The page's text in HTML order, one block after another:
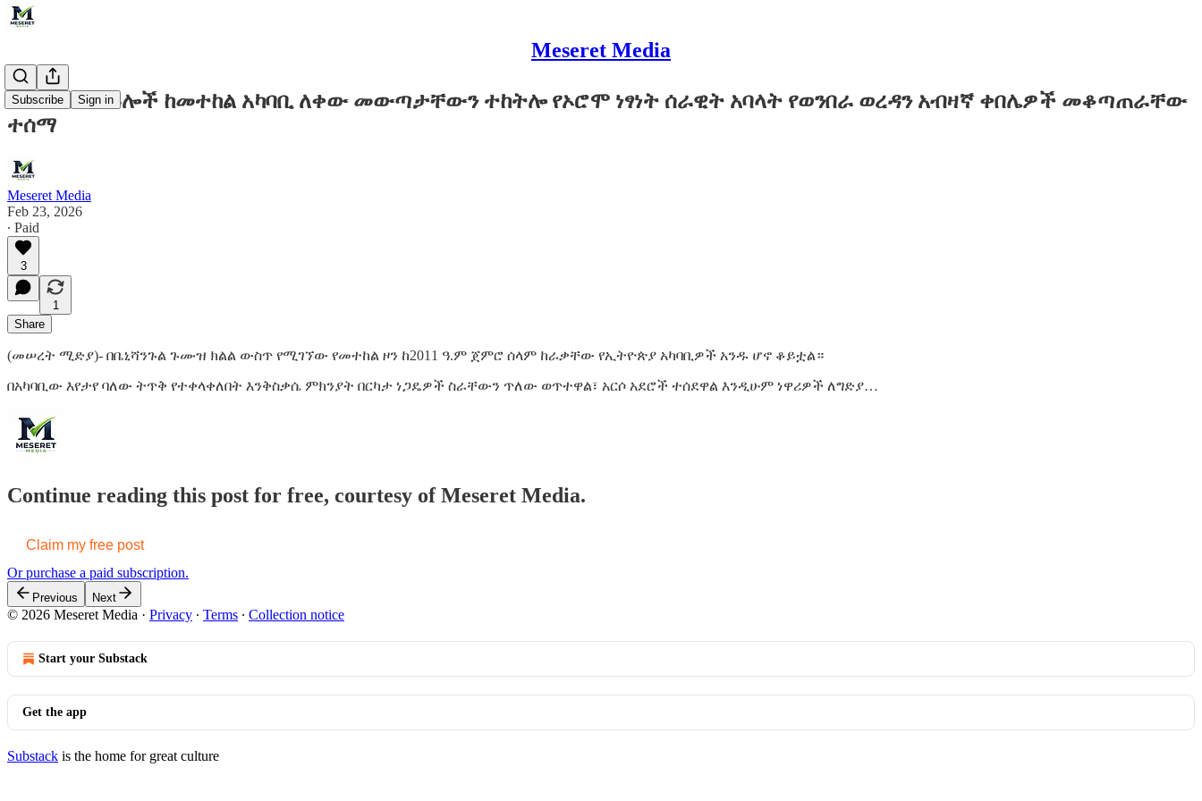
Meseret Media
Subscribe Sign in
የመንግስት ሀይሎች ከመተከል አካባቢ ለቀው መውጣታቸውን ተከትሎ የኦሮሞ ነፃነት ሰራዊት አባላት የወንበራ ወረዳን አብዛኛ ቀበሌዎች መቆጣጠራቸው
ተሰማ
Meseret Media
Feb 23, 2026
∙ Paid
3
1
Share
(መሠረት ሚድያ)- በቤኒሻንጉል ጉሙዝ ክልል ውስጥ የሚገኘው የመተከል ዞን ከ2011 ዓ.ም ጀምሮ ሰላም ከራቃቸው የኢትዮጵያ አካባቢዎች አንዱ ሆኖ ቆይቷል።
በአካባቢው እየታየ ባለው ትጥቅ የተቀላቀለበት እንቅስቃሴ ምክንያት በርካታ ነጋዴዎች ስራቸውን ጥለው ወጥተዋል፣ አርሶ አደሮች ተሰደዋል እንዲሁም ነዋሪዎች ለግድያ…
Continue reading this post for free, courtesy of Meseret Media.
Claim my free post
Or purchase a paid subscription.
Previous Next
© 2026 Meseret Media · Privacy ∙ Terms ∙ Collection notice
Start your Substack
Get the app
Substack is the home for great culture